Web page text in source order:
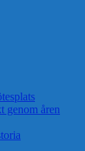
genom åren